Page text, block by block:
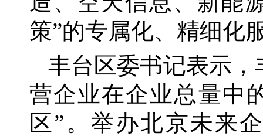
策”的专属化、精细化
丰台区委书记表示，
营企业在企业总量中
区”。举办北京未来